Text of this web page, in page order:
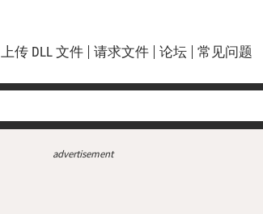
上传 DLL 文件 请求文件 论坛 常见问题
advertisement